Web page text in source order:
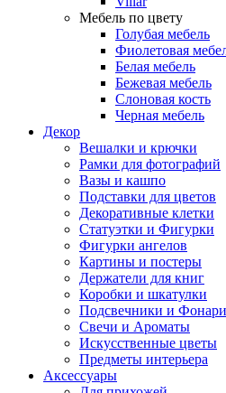
Мебель по цвету
Голубая мебель
Фиолетовая
Белая мебель
Бежевая мебель
Слоновая кость
Черная мебель
Декор
Вешалки и крючки
Рамки для фотографий
Вазы и кашпо
Подставки для цветов
Декоративные клетки
Статуэтки и Фигурки
Фигурки ангелов
Картины и постеры
Держатели для книг
Коробки и шкатулки
Подсвечники и Фонари
Свечи и Ароматы
Искусственные цветы
Предметы интерьера
Аксессуары